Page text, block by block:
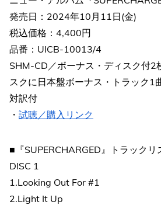
発売日：2024年10月11日(金)
税込価格：4,400円
品番：UICB-10013/4
SHM-CD／ボーナス・ディスク付2
スクに日本盤ボーナス・トラック1
対訳付
・ 試聴／購入リンク
■『SUPERCHARGED』トラックリ
DISC 1
1.Looking Out For #1
2.Light It Up